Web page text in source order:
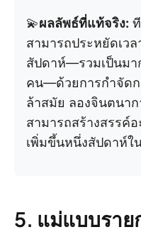
💫ผลลัพธ์ที่แท้จริง:
สามารถประหยัดเว
สัปดาห์—รวมเป็นมา
คน—ด้วยการกำจัด
ล้าสมัย ลองจินตนา
สามารถสร้างสรรค์
เพิ่มขึ้นหนึ่งสัปดาห์ใ
5. แม่แบบราย